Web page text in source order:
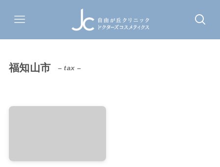
福知山市 – tax –